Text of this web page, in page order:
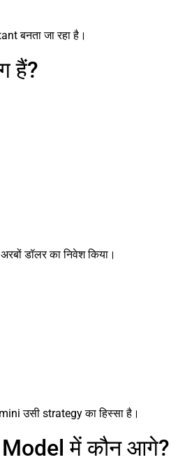
बनता जा रहा है।
हैं?
डॉलर का निवेश किया।
उसी strategy का हिस्सा है।
में कौन आगे?